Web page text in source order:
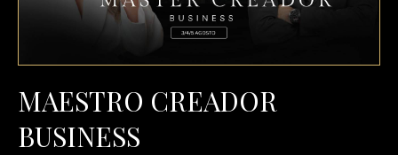
MAESTRO CREADOR
BUSINESS